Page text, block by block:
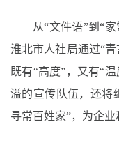
从“文件语”到“
淮北市人社局通过“
既有“高度”，又有“
溢的宣传队伍，还将
寻常百姓家”，为企业